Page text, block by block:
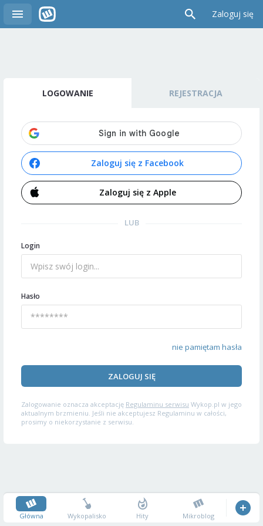
Zaloguj się
LOGOWANIE REJESTRACJA
Zaloguj się z Facebook
Zaloguj się z Apple
LUB
Login
Hasło
nie pamiętam hasła
ZALOGUJ SIĘ
Zalogowanie oznacza akceptację Regulaminu serwisu Wykop.pl w jego
aktualnym brzmieniu. Jeśli nie akceptujesz Regulaminu w całości,
prosimy o niekorzystanie z serwisu.
Główna Wykopalisko Hity Mikroblog